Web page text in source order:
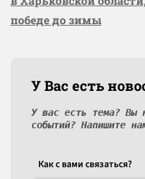
победе до зимы
У Вас есть
У вас есть тема? Вы
событий? Напишите
Как c вами связаться?